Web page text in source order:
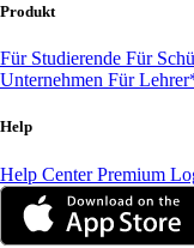
Produkt
Für Studierende Für
Unternehmen Für
Help
Help CenterPremium